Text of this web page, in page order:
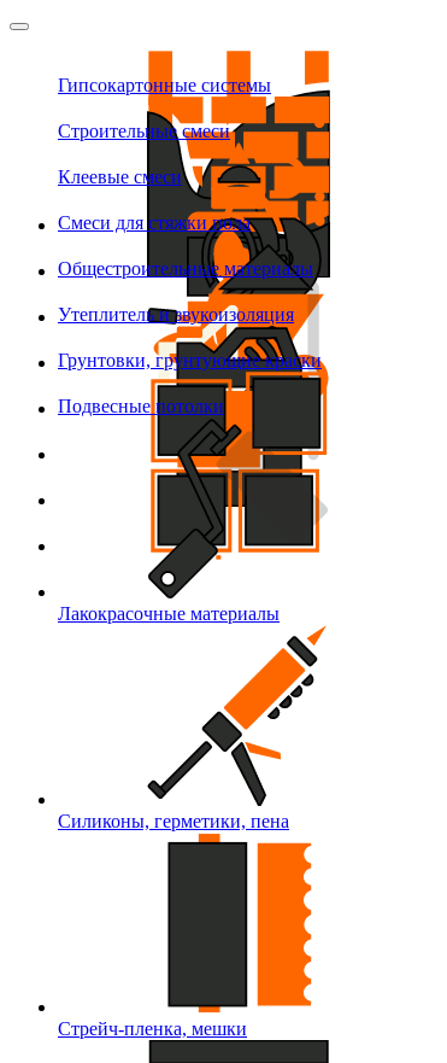
Гипсокартонные системы
Строительные смеси
Клеевые смеси
Смеси для стяжки пола
Общестроительные материалы
Утеплитель и звукоизоляция
Грунтовки, грунтующие краски
Подвесные потолки
Лакокрасочные материалы
Силиконы, герметики, пена
Стрейч-пленка, мешки